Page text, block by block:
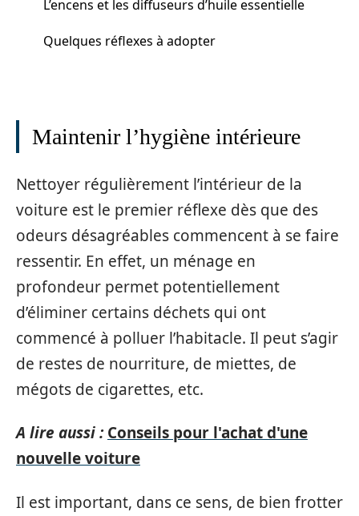
L’encens et les diffuseurs d’huile essentielle
Quelques réflexes à adopter
Maintenir l’hygiène intérieure
Nettoyer régulièrement l’intérieur de la
voiture est le premier réflexe dès que des
odeurs désagréables commencent à se faire
ressentir. En effet, un ménage en
profondeur permet potentiellement
d’éliminer certains déchets qui ont
commencé à polluer l’habitacle. Il peut s’agir
de restes de nourriture, de miettes, de
mégots de cigarettes, etc.
A lire aussi : Conseils pour l'achat d'une
nouvelle voiture
Il est important, dans ce sens, de bien frotter